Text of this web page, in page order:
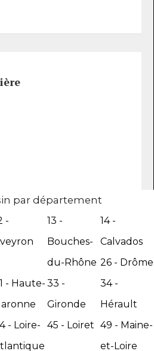
par département
-
13 -
Bouches-
du-Rhône
14-
Calvados
26 - Drôme
- Haute- 33 -
Gironde
34-
Hérault
- Loire-
45 - Loiret 49 - Maine-
et-Loire